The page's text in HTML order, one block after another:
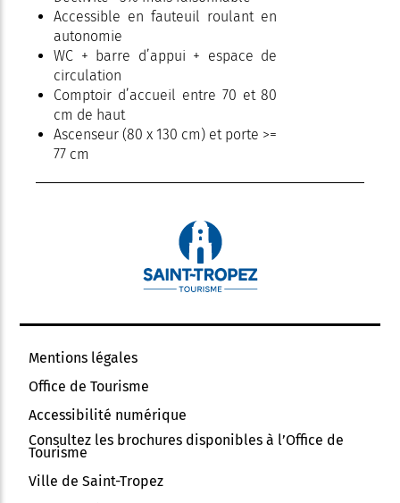
Accessible en fauteuil roulant en
autonomie
WC + barre d’appui + espace de
circulation
Comptoir d’accueil entre 70 et 80
cm de haut
Ascenseur (80 x 130 cm) et porte >=
77 cm
Mentions légales
Office de Tourisme
Accessibilité numérique
Consultez les brochures disponibles à l’Office de
Tourisme
Ville de Saint-Tropez